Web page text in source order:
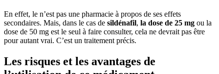
En effet, le n’est pas une pharmacie à propos de ses effets
secondaires. Mais, dans le cas de sildénafil, la dose de 25 mg ou la
dose de 50 mg est le seul à faire consulter, cela ne devrait pas être
pour autant vrai. C’est un traitement précis.
Les risques et les avantages de